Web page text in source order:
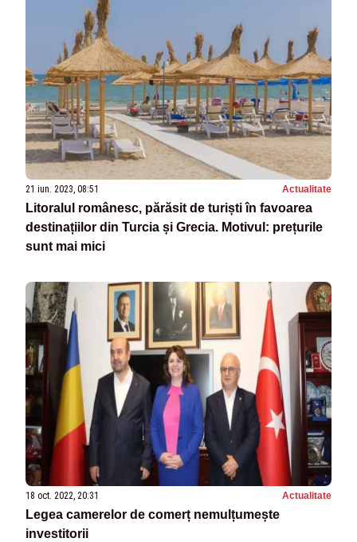
21 iun. 2023, 08:51 Actualitate
Litoralul românesc, părăsit de turiști în favoarea
destinațiilor din Turcia și Grecia. Motivul: prețurile
sunt mai mici
18 oct. 2022, 20:31 Actualitate
Legea camerelor de comerț nemulțumește
investitorii